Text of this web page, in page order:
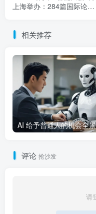
上海举办：284篇国际论
相关推荐
AI 给予普通人的机会全
评论 抢沙发
请